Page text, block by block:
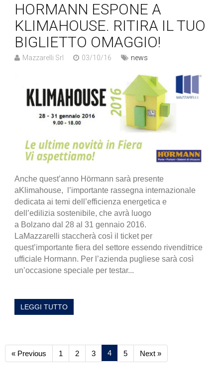
HORMANN ESPONE A
KLIMAHOUSE. RITIRA IL TUO
BIGLIETTO OMAGGIO!
Mazzarelli Srl 03/10/16 news
Anche quest’anno Hörmann sarà presente
aKlimahouse, l’importante rassegna internazionale
dedicata ai temi dell’efficienza energetica e
dell’edilizia sostenibile, che avrà luogo
a Bolzano dal 28 al 31 gennaio 2016.
LaMazzarelli staccherà così il ticket per
quest’importante fiera del settore essendo rivenditrice
ufficiale Hormann. Per l’azienda pugliese sarà così
un’occasione speciale per testar...
LEGGI TUTTO
« Previous 1 2 3 4 5 Next »